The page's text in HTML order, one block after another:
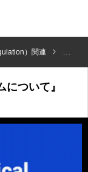
）関連 『
について』